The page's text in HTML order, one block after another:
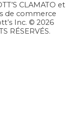
CLAMATO et
de commerce
Inc. © 2026
RÉSERVÉS.